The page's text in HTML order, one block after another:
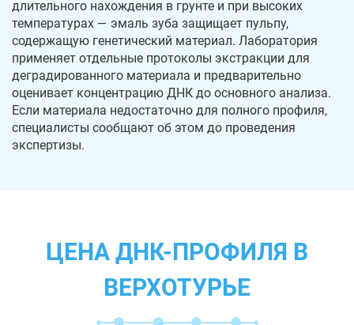
длительного нахождения в грунте и при высоких
температурах — эмаль зуба защищает пульпу,
содержащую генетический материал. Лаборатория
применяет отдельные протоколы экстракции для
деградированного материала и предварительно
оценивает концентрацию ДНК до основного анализа.
Если материала недостаточно для полного профиля,
специалисты сообщают об этом до проведения
экспертизы.
ЦЕНА ДНК-ПРОФИЛЯ В
ВЕРХОТУРЬЕ